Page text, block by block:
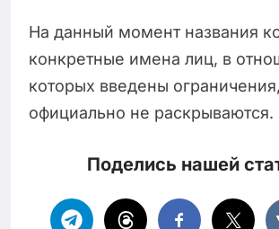
На данный момент названия
конкретные имена лиц, в
которых введены ограничения,
официально не раскрываются.
Поделись нашей